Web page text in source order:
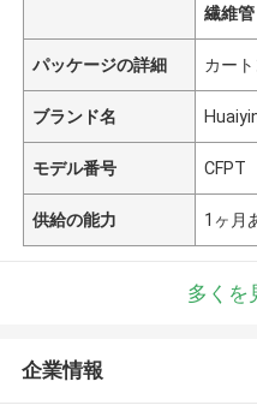
繊維管
パッケージの詳細 カー
ブランド名
モデル番号 CFPT
供給の能力 1ヶ月
多くを
企業情報